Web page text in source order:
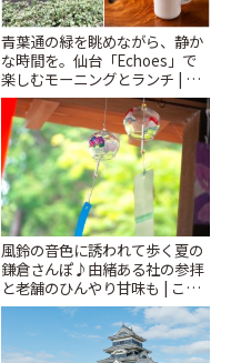
青葉通の緑を眺めながら、静か
な時間を。仙台「Echoes」で
楽しむモーニングとランチ | こ
とりっぷ
風鈴の音色に誘われて歩く夏の
鎌倉さんぽ♪由緒ある社の参拝
と老舗のひんやり甘味も | こと
りっぷ